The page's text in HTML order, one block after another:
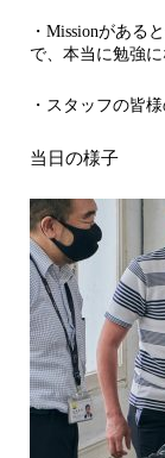
・Missionがある
で、本当に勉強
・スタッフの皆
当日の様子